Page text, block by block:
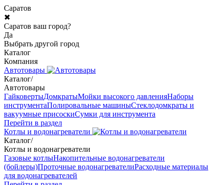
Саратов
✖
Саратов ваш город?
Да
Выбрать другой город
Каталог
Компания
Автотовары
Каталог/
Автотовары
ГайковертыДомкратыМойки высокого давленияНаборы
инструментаПолировальные машиныСтеклодомкраты и
вакуумные присоскиСумки для инструмента
Перейти в раздел
Котлы и водонагреватели
Каталог/
Котлы и водонагреватели
Газовые котлыНакопительные водонагреватели
(бойлеры)Проточные водонагревателиРасходные материалы
для водонагревателей